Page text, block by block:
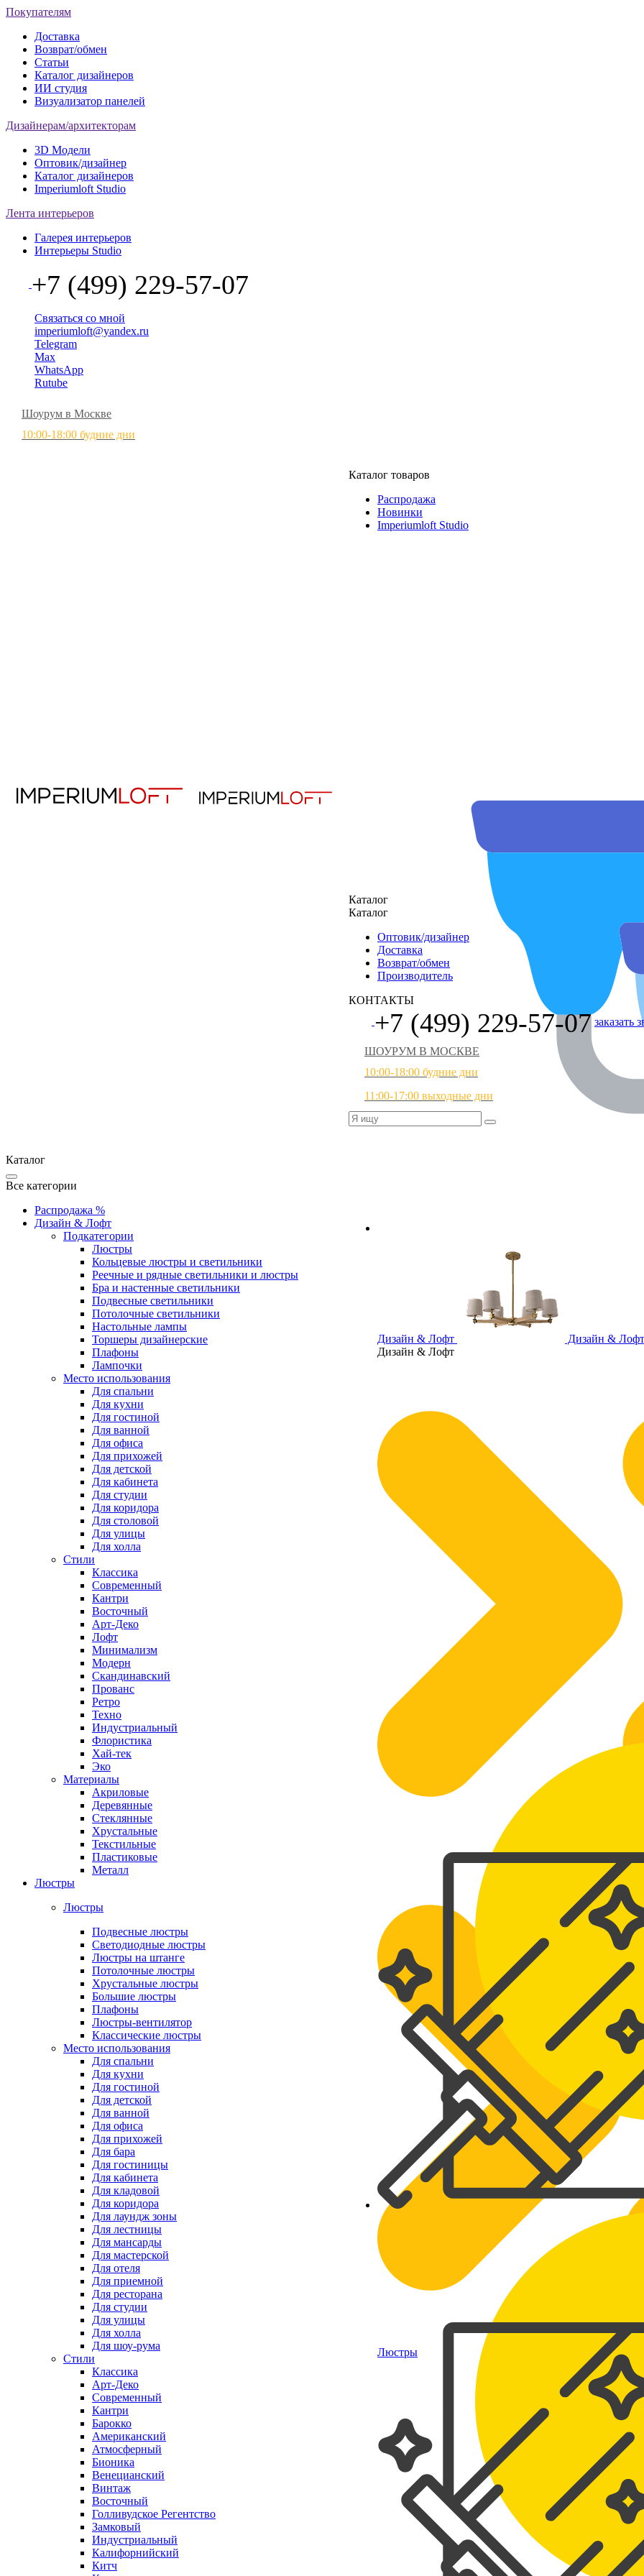
Покупателям
Доставка
Возврат/обмен
Статьи
Каталог дизайнеров
ИИ студия
Визуализатор панелей
Дизайнерам/архитекторам
3D Модели
Оптовик/дизайнер
Каталог дизайнеров
Imperiumloft Studio
Лента интерьеров
Галерея интерьеров
Интерьеры Studio
+7 (499) 229-57-07
Связаться со мной
imperiumloft@yandex.ru
Telegram
Max
WhatsApp
Rutube
Шоурум в Москве
10:00-18:00 будние дни
Каталог товаров
Распродажа
Новинки
Imperiumloft Studio
Дизайн & Лофт
Дизайн & Лофт
Дизайн & Лофт
Люстры
Каталог
Каталог
Оптовик/дизайнер
Доставка
Возврат/обмен
Производитель
КОНТАКТЫ
+7 (499) 229-57-07 заказать
ШОУРУМ В МОСКВЕ
10:00-18:00 будние дни
11:00-17:00 выходные дни
Каталог
Все категории
Распродажа %
Дизайн & Лофт
Подкатегории
Люстры
Кольцевые люстры и светильники
Реечные и рядные светильники и люстры
Бра и настенные светильники
Подвесные светильники
Потолочные светильники
Настольные лампы
Торшеры дизайнерские
Плафоны
Лампочки
Место использования
Для спальни
Для кухни
Для гостиной
Для ванной
Для офиса
Для прихожей
Для детской
Для кабинета
Для студии
Для коридора
Для столовой
Для улицы
Для холла
Стили
Классика
Современный
Кантри
Восточный
Арт-Деко
Лофт
Минимализм
Модерн
Скандинавский
Прованс
Ретро
Техно
Индустриальный
Флористика
Хай-тек
Эко
Материалы
Акриловые
Деревянные
Стеклянные
Хрустальные
Текстильные
Пластиковые
Металл
Люстры
Люстры
Подвесные люстры
Светодиодные люстры
Люстры на штанге
Потолочные люстры
Хрустальные люстры
Большие люстры
Плафоны
Люстры-вентилятор
Классические люстры
Место использования
Для спальни
Для кухни
Для гостиной
Для детской
Для ванной
Для офиса
Для прихожей
Для бара
Для гостиницы
Для кабинета
Для кладовой
Для коридора
Для лаундж зоны
Для лестницы
Для мансарды
Для мастерской
Для отеля
Для приемной
Для ресторана
Для студии
Для улицы
Для холла
Для шоу-рума
Стили
Классика
Арт-Деко
Современный
Кантри
Барокко
Американский
Атмосферный
Бионика
Венецианский
Винтаж
Восточный
Голливудское Регентство
Замковый
Индустриальный
Калифорнийский
Китч